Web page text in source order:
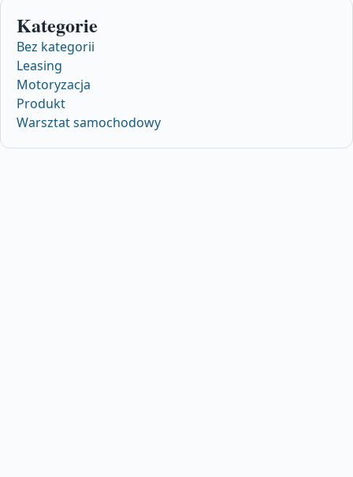
Kategorie
Bez kategorii
Leasing
Motoryzacja
Produkt
Warsztat samochodowy